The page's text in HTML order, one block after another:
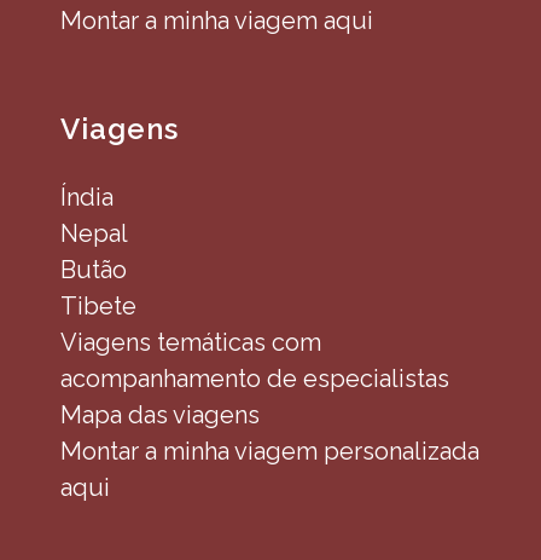
Montar a minha viagem aqui
Viagens
Índia
Nepal
Butão
Tibete
Viagens temáticas com
acompanhamento de especialistas
Mapa das viagens
Montar a minha viagem personalizada
aqui